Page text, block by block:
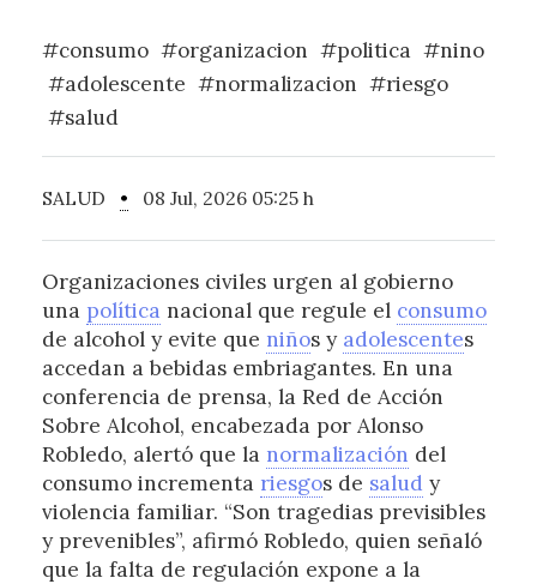
#consumo #organizacion #politica #nino
#adolescente #normalizacion #riesgo
#salud
SALUD • 08 Jul, 2026 05:25 h
Organizaciones civiles urgen al gobierno
una política nacional que regule el consumo
de alcohol y evite que niños y adolescentes
accedan a bebidas embriagantes. En una
conferencia de prensa, la Red de Acción
Sobre Alcohol, encabezada por Alonso
Robledo, alertó que la normalización del
consumo incrementa riesgos de salud y
violencia familiar. “Son tragedias previsibles
y prevenibles”, afirmó Robledo, quien señaló
que la falta de regulación expone a la